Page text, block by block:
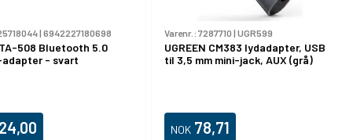
| 6942227180698
508 Bluetooth 5.0
adapter - svart
Varenr.: 7287710 | UGR599
UGREEN CM383 lydadapter, USB
til 3,5 mm mini-jack, AUX (grå)
NOK 78,71